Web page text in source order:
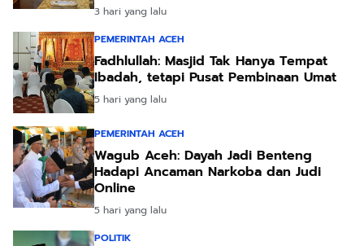
3 hari yang lalu
PEMERINTAH ACEH
Fadhlullah: Masjid Tak Hanya Tempat
Ibadah, tetapi Pusat Pembinaan Umat
5 hari yang lalu
PEMERINTAH ACEH
Wagub Aceh: Dayah Jadi Benteng
Hadapi Ancaman Narkoba dan Judi
Online
5 hari yang lalu
POLITIK